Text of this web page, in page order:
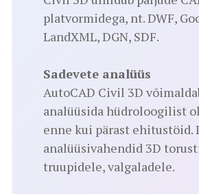
platvormidega, nt. DWF,
LandXML, DGN, SDF.
Sadevete analüüs
AutoCAD Civil 3D
analüüsida hüdroloogilist
enne kui pärast ehitustöid.
analüüsivahendid 3D
truupidele, valgaladele.